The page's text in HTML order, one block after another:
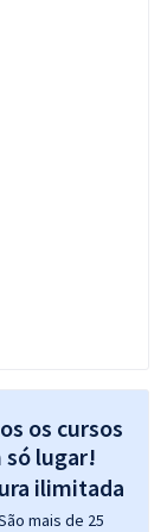
os cursos
só lugar!
mais de 25